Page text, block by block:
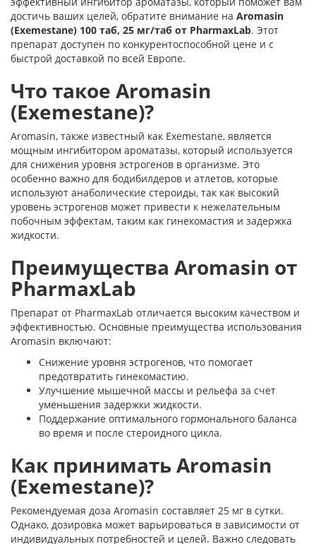
достичь ваших целей, обратите внимание на Aromasin
(Exemestane) 100 таб, 25 мг/таб от PharmaxLab. Этот
препарат доступен по конкурентоспособной цене и с
быстрой доставкой по всей Европе.
Что такое Aromasin
(Exemestane)?
Aromasin, также известный как Exemestane, является
мощным ингибитором ароматазы, который используется
для снижения уровня эстрогенов в организме. Это
особенно важно для бодибилдеров и атлетов, которые
используют анаболические стероиды, так как высокий
уровень эстрогенов может привести к нежелательным
побочным эффектам, таким как гинекомастия и задержка
жидкости.
Преимущества Aromasin от
PharmaxLab
Препарат от PharmaxLab отличается высоким качеством и
эффективностью. Основные преимущества использования
Aromasin включают:
Снижение уровня эстрогенов, что помогает
предотвратить гинекомастию.
Улучшение мышечной массы и рельефа за счет
уменьшения задержки жидкости.
Поддержание оптимального гормонального баланса
во время и после стероидного цикла.
Как принимать Aromasin
(Exemestane)?
Рекомендуемая доза Aromasin составляет 25 мг в сутки.
Однако, дозировка может варьироваться в зависимости от
индивидуальных потребностей и целей. Важно следовать